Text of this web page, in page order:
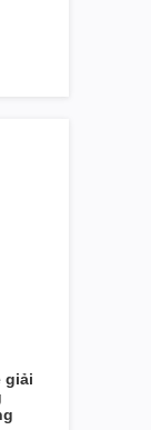
giải